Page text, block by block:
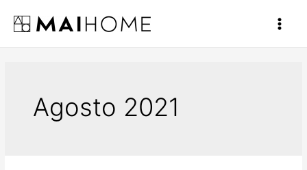
contenido
Main
Agosto 2021